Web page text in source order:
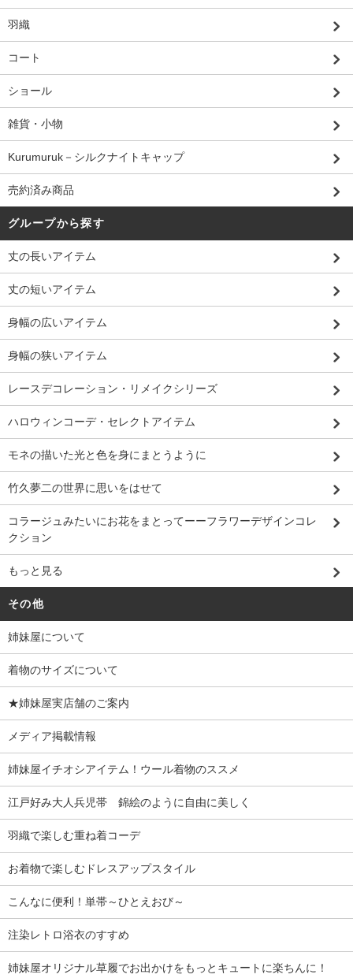
羽織
コート
ショール
雑貨・小物
Kurumuruk－シルクナイトキャップ
売約済み商品
グループから探す
丈の長いアイテム
丈の短いアイテム
身幅の広いアイテム
身幅の狭いアイテム
レースデコレーション・リメイクシリーズ
ハロウィンコーデ・セレクトアイテム
モネの描いた光と色を身にまとうように
竹久夢二の世界に思いをはせて
コラージュみたいにお花をまとってーーフラワーデザインコレ
クション
もっと見る
その他
姉妹屋について
着物のサイズについて
★姉妹屋実店舗のご案内
メディア掲載情報
姉妹屋イチオシアイテム！ウール着物のススメ
江戸好み大人兵児帯 錦絵のように自由に美しく
羽織で楽しむ重ね着コーデ
お着物で楽しむドレスアップスタイル
こんなに便利！単帯～ひとえおび～
注染レトロ浴衣のすすめ
姉妹屋オリジナル草履でお出かけをもっとキュートに楽ちんに！